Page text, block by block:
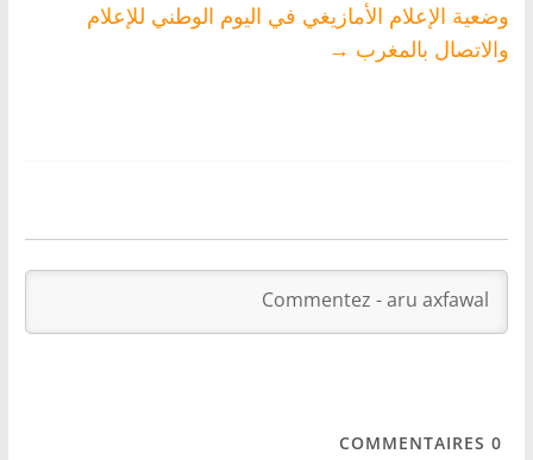
وضعية الإعلام الأمازيغي في اليوم الوطني للإعلام
والاتصال بالمغرب →
0
COMMENTAIRES